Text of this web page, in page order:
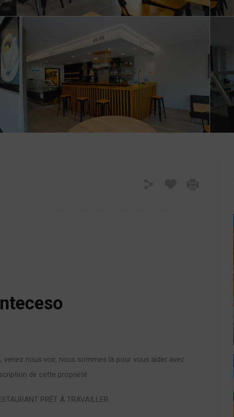
, venez nous voir, nous sommes là pour vous aider avec
de cette propriété.
PRÊT À TRAVAILLER